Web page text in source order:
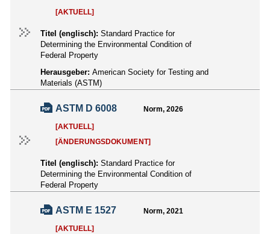
[AKTUELL]
Titel (englisch): Standard Practice for
Determining the Environmental Condition of
Federal Property
Herausgeber: American Society for Testing and
Materials (ASTM)
ASTM D 6008 Norm, 2026
[AKTUELL]
[ÄNDERUNGSDOKUMENT]
Titel (englisch): Standard Practice for
Determining the Environmental Condition of
Federal Property
ASTM E 1527 Norm, 2021
[AKTUELL]